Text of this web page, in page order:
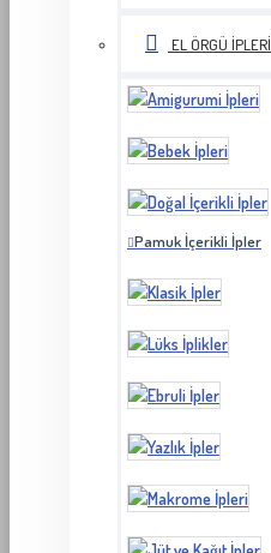
EL ÖRGÜ İPLERI
Pamuk İçerikli İpler